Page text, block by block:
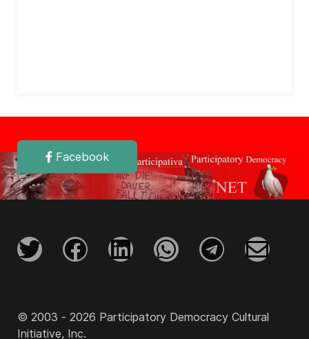
Facebook
© 2003 - 2026 Participatory Democracy Cultural
Initiative, Inc.